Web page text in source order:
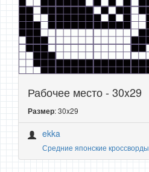
Рабочее место - 30x29
Размер: 30x29
ekka
Средние японские кроссворды